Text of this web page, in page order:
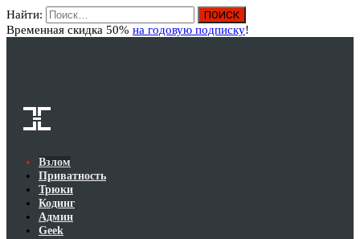
Найти:
Временная скидка 50% на годовую подписку!
Взлом
Приватность
Трюки
Кодинг
Админ
Geek